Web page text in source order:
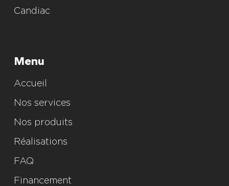
Candiac
Menu
Accueil
Nos services
Nos produits
Réalisations
FAQ
Financement